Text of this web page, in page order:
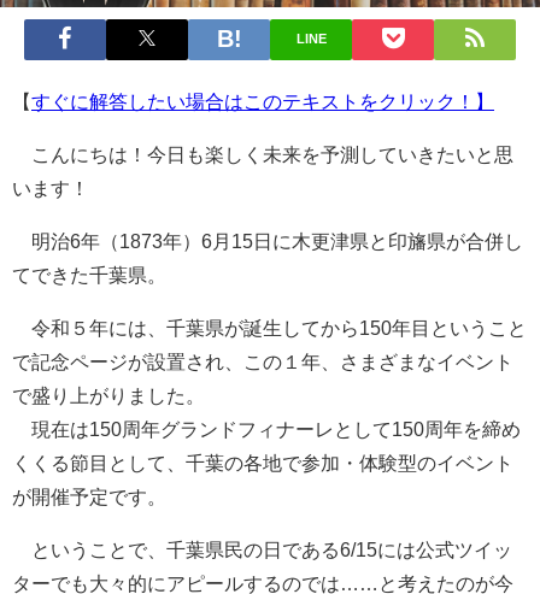
LINE
【すぐに解答したい場合はこのテキストをクリック！】
こんにちは！今日も楽しく未来を予測していきたいと思
います！
明治6年（1873年）6月15日に木更津県と印旛県が合併し
てできた千葉県。
令和５年には、千葉県が誕生してから150年目ということ
で記念ページが設置され、この１年、さまざまなイベント
で盛り上がりました。
現在は150周年グランドフィナーレとして150周年を締め
くくる節目として、千葉の各地で参加・体験型のイベント
が開催予定です。
ということで、千葉県民の日である6/15には公式ツイッ
ターでも大々的にアピールするのでは……と考えたのが今